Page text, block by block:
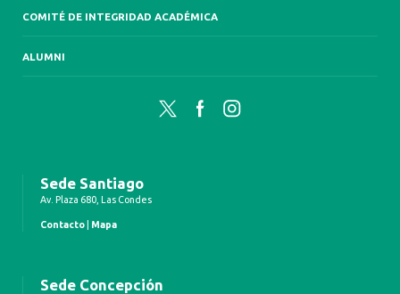
COMITÉ DE INTEGRIDAD ACADÉMICA
ALUMNI
Twitter FacebookInstagram
Sede Santiago
Av. Plaza 680, Las Condes
Contacto Mapa
Sede Concepción